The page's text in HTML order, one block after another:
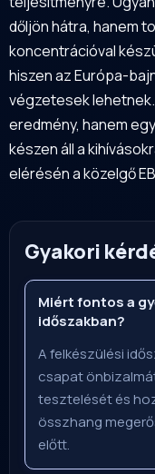
dőljön hátra, hanem
koncentrációval
hiszen az Európa-
végzetesek
eredmény, hanem
készen áll a
elérésén a közelgő
Gyakori
Miért fontos a
időszakban?
A felkészülési
csapat
tesztelését és
összhang
előtt.